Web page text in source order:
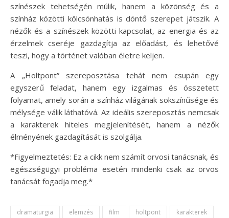
színészek tehetségén múlik, hanem a közönség és a
színház közötti kölcsönhatás is döntő szerepet játszik. A
nézők és a színészek közötti kapcsolat, az energia és az
érzelmek cseréje gazdagítja az előadást, és lehetővé
teszi, hogy a történet valóban életre keljen.
A „Holtpont” szereposztása tehát nem csupán egy
egyszerű feladat, hanem egy izgalmas és összetett
folyamat, amely során a színház világának sokszínűsége és
mélysége válik láthatóvá. Az ideális szereposztás nemcsak
a karakterek hiteles megjelenítését, hanem a nézők
élményének gazdagítását is szolgálja.
*Figyelmeztetés: Ez a cikk nem számít orvosi tanácsnak, és
egészségügyi probléma esetén mindenki csak az orvos
tanácsát fogadja meg.*
dramaturgia elemzés film holtpont
karakterek